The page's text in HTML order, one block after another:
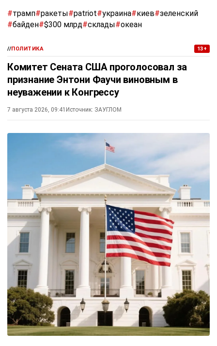
#трамп#ракеты#patriot#украина#киев#зеленский
#байден#$300 млрд#склады#океан
//ПОЛИТИКА 13+
Комитет Сената США проголосовал за
признание Энтони Фаучи виновным в
неуважении к Конгрессу
7 августа 2026, 09:41 Источник: ЗАУГЛОМ